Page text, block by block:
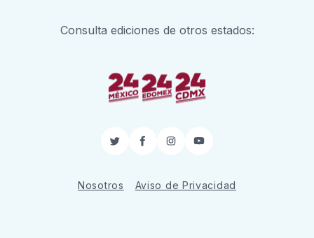
Consulta ediciones de otros estados:
TwitterFacebook
InstagramYouTube
Nosotros Aviso de Privacidad